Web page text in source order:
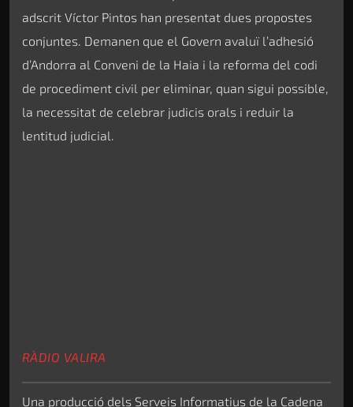
adscrit Víctor Pintos han presentat dues propostes
conjuntes. Demanen que el Govern avaluï l’adhesió
d’Andorra al Conveni de la Haia i la reforma del codi
de procediment civil per eliminar, quan sigui possible,
la necessitat de celebrar judicis orals i reduir la
lentitud judicial.
RÀDIO VALIRA
Una producció dels Serveis Informatius de la Cadena